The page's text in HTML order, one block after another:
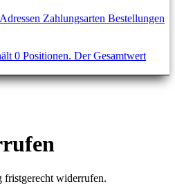
Adressen Zahlungsarten Bestellungen
0 Positionen. Der Gesamtwert
fristgerecht widerrufen.